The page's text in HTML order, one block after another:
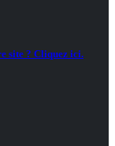
site ? Cliquez ici.